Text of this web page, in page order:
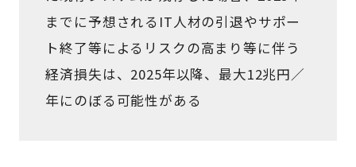
までに予想されるIT人材の引退やサポー
ト終了等によるリスクの高まり等に伴う
経済損失は、2025年以降、最大12兆円／
年にのぼる可能性がある